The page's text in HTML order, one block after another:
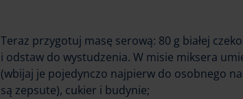
Teraz przygotuj masę serową: 80 g białej
i odstaw do wystudzenia. W misie miksera
(wbijaj je pojedynczo najpierw do osobnego
są zepsute), cukier i budynie;